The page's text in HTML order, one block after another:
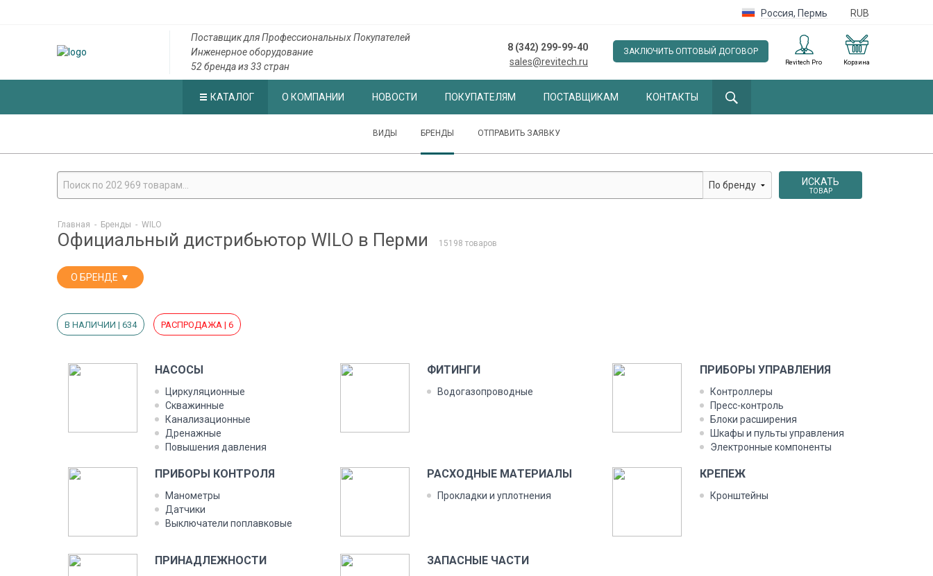
Россия, Пермь RUB
Корзина
Revitech Pro
ЗАКЛЮЧИТЬ ОПТОВЫЙ ДОГОВОР
8 (342) 299-99-40
sales@revitech.ru
Поставщик для Профессиональных Покупателей
Инженерное оборудование
52 бренда из 33 стран
КАТАЛОГ О КОМПАНИИ НОВОСТИ ПОКУПАТЕЛЯМ ПОСТАВЩИКАМ КОНТАКТЫ
ВИДЫ БРЕНДЫ ОТПРАВИТЬ ЗАЯВКУ
ИСКАТЬ
ТОВАР
Главная - Бренды - WILO
Официальный дистрибьютор WILO в Перми 15198 товаров
О БРЕНДЕ ▼
В НАЛИЧИИ | 634 РАСПРОДАЖА | 6
НА­СОСЫ
Цир­ку­ляци­он­ные
Сква­жин­ные
Ка­нали­заци­он­ные
Дре­наж­ные
По­выше­ния дав­ле­ния
ФИ­ТИН­ГИ
Во­дога­зоп­ро­вод­ные
ПРИ­БОРЫ УП­РАВЛЕ­НИЯ
Кон­трол­ле­ры
Пресс-кон­троль
Бло­ки рас­ши­рения
Шка­фы и пуль­ты уп­равле­ния
Элек­трон­ные ком­по­нен­ты
ПРИ­БОРЫ КОН­ТРО­ЛЯ
Ма­номет­ры
Дат­чи­ки
Вык­лю­чате­ли поп­лавко­вые
РАС­ХОДНЫЕ МА­ТЕРИ­АЛЫ
Прок­ладки и уп­лотне­ния
КРЕ­ПЕЖ
Крон­штей­ны
ПРИ­НАД­ЛЕЖНОС­ТИ ЗА­ПАС­НЫЕ ЧАС­ТИ